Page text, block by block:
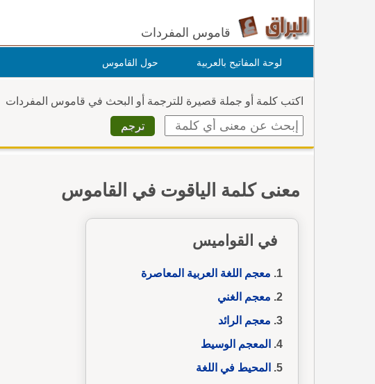
قاموس المفردات
لوحة المفاتيح بالعربية حول القاموس
اكتب كلمة أو جملة قصيرة للترجمة أو البحث في قاموس المفردات
معنى كلمة الياقوت في القاموس
في القواميس
معجم اللغة العربية المعاصرة
معجم الغني
معجم الرائد
المعجم الوسيط
المحيط في اللغة